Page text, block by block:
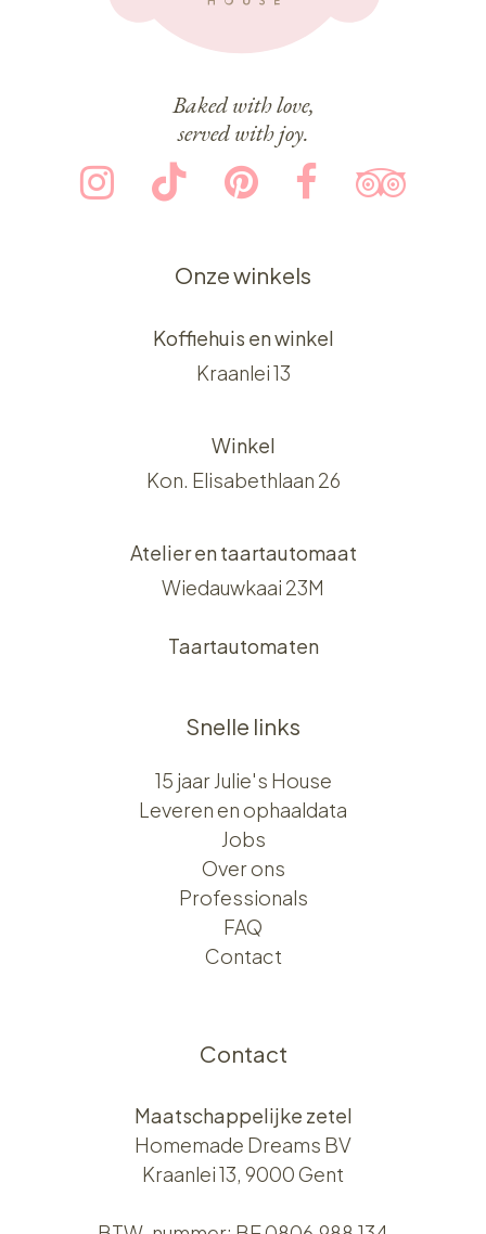
Baked with love,
served with joy.
Onze winkels
Koffiehuis en winkel
Kraanlei 13
Winkel
Kon. Elisabethlaan 26
Atelier en taartautomaat
Wiedauwkaai 23M
Taartautomaten
Snelle links
15 jaar Julie's House
Leveren en ophaaldata
Jobs
Over ons​​
Professionals
FAQ
Contact
Contact
Maatschappelijke zetel
Homemade Dreams BV
Kraanlei 13, 9000 Gent